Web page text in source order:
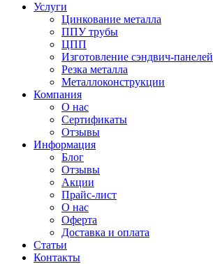
Услуги
Цинкование металла
ППУ трубы
ЦПП
Изготовление сэндвич-панелей
Резка металла
Металлоконструкции
Компания
О нас
Сертификаты
Отзывы
Информация
Блог
Отзывы
Акции
Прайс-лист
О нас
Оферта
Доставка и оплата
Статьи
Контакты